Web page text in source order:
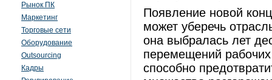
Рынок ПК
Маркетинг
Торговые сети
Оборудование
Outsourcing
Кадры
Появление новой
может уберечь
она выбралась лет
перемещений
способно